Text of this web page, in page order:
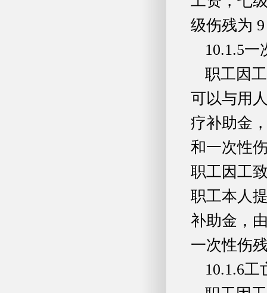
级伤残为
10.1.5
职工因
可以与用
疗补助金
和一次性
职工因工
职工本人
补助金，
一次性伤
10.1.6工